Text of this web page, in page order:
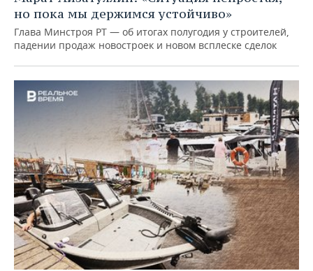
но пока мы держимся устойчиво»
Глава Минстроя РТ — об итогах полугодия у строителей,
падении продаж новостроек и новом всплеске сделок